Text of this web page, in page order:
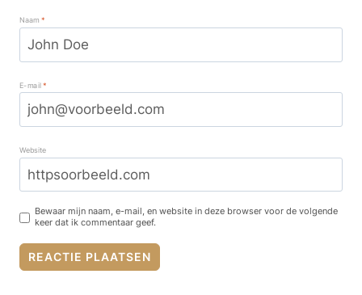
Naam *
E-mail*
Website
Bewaar mijn naam, e-mail, en website in deze browser voor de volgende
keer dat ik commentaar geef.